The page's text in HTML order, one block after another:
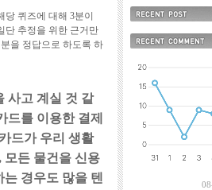
퀴즈에 대해 3분이
단 추정을 위한 근거만
을 정답으로 하도록 하
사고 계실 것 같
드를 이용한 결제
드가 우리 생활
모든 물건을 신용
경우도 많을 텐